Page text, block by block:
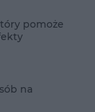
pomoże
na